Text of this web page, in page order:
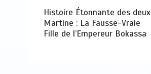
Histoire Étonnante des deux
Martine : La Fausse-Vraie
Fille de l’Empereur Bokassa